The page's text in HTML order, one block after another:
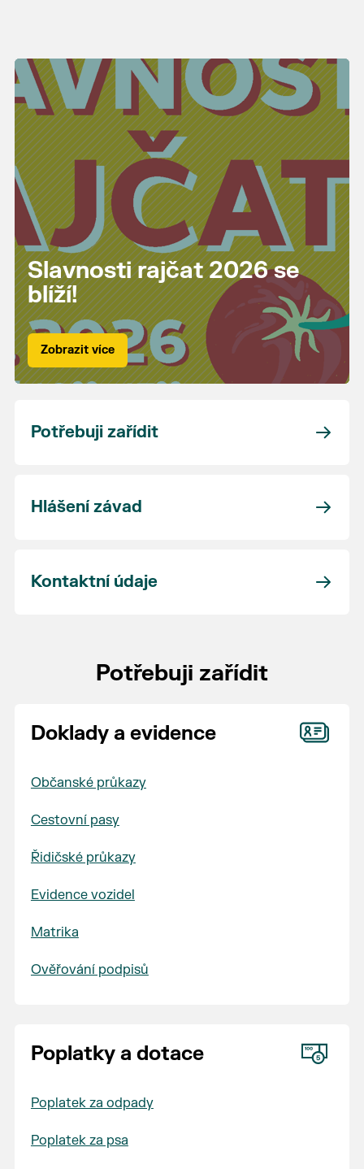
Slavnosti rajčat 2026 se
blíží!
Zobrazit více
Potřebuji zařídit
Hlášení závad
Kontaktní údaje
Potřebuji zařídit
Doklady a evidence
Občanské průkazy
Cestovní pasy
Řidičské průkazy
Evidence vozidel
Matrika
Ověřování podpisů
Poplatky a dotace
Poplatek za odpady
Poplatek za psa